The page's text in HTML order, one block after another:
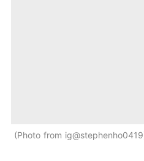
Photo from ig@stephenho0419